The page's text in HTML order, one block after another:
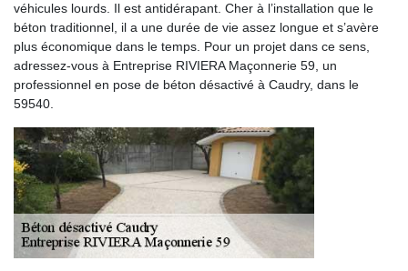
véhicules lourds. Il est antidérapant. Cher à l’installation que le
béton traditionnel, il a une durée de vie assez longue et s’avère
plus économique dans le temps. Pour un projet dans ce sens,
adressez-vous à Entreprise RIVIERA Maçonnerie 59, un
professionnel en pose de béton désactivé à Caudry, dans le
59540.